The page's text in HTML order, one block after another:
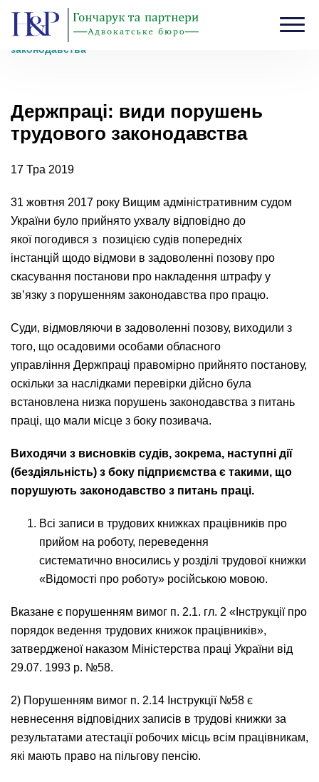
Головна Блог›Держпраці: види порушень трудового
законодавства
Держпраці: види порушень
трудового законодавства
17 Тра 2019
31 жовтня 2017 року Вищим адміністративним судом
України було прийнято ухвалу відповідно до
якої погодився з позицією судів попередніх
інстанцій щодо відмови в задоволенні позову про
скасування постанови про накладення штрафу у
зв’язку з порушенням законодавства про працю.
Суди, відмовляючи в задоволенні позову, виходили з
того, що осадовими особами обласного
управління Держпраці правомірно прийнято постанову,
оскільки за наслідками перевірки дійсно була
встановлена низка порушень законодавства з питань
праці, що мали місце з боку позивача.
Виходячи з висновків судів, зокрема, наступні дії
(бездіяльність) з боку підприємства є такими, що
порушують законодавство з питань праці.
Всі записи в трудових книжках працівників про
прийом на роботу, переведення
систематично вносились у розділі трудової книжки
«Відомості про роботу» російською мовою.
Вказане є порушенням вимог п. 2.1. гл. 2 «Інструкції про
порядок ведення трудових книжок працівників»,
затвердженої наказом Міністерства праці України від
29.07. 1993 р. №58.
2) Порушенням вимог п. 2.14 Інструкції №58 є
невнесення відповідних записів в трудові книжки за
результатами атестації робочих місць всім працівникам,
які мають право на пільгову пенсію.